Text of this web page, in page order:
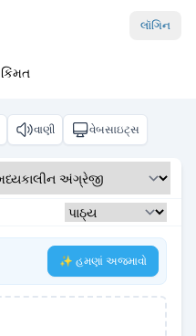
લૉગિન
કિંમત
વાણી વેબસાઇટ્સ
✨ હમણાં અજમાવો